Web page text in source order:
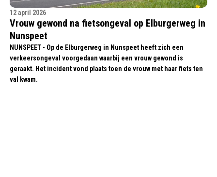
12 april 2026
Vrouw gewond na fietsongeval op Elburgerweg in
Nunspeet
NUNSPEET - Op de Elburgerweg in Nunspeet heeft zich een
verkeersongeval voorgedaan waarbij een vrouw gewond is
geraakt. Het incident vond plaats toen de vrouw met haar fiets ten
val kwam.